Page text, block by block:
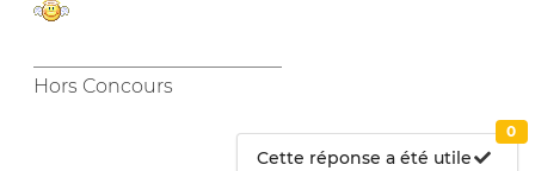
Hors Concours
Cette réponse a été utile
0